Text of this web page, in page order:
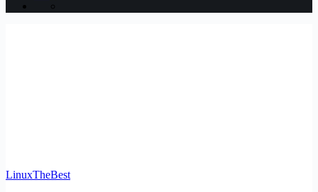
LinuxTheBest